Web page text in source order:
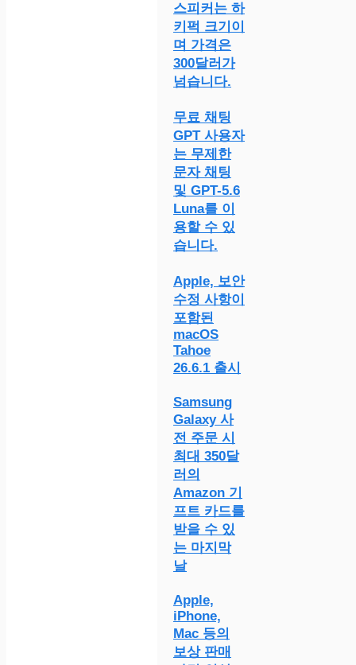
스피커는 하
키퍽 크기이
며 가격은
300달러가
넘습니다.
무료 채팅
GPT 사용자
는 무제한
문자 채팅
및 GPT-5.6
Luna를 이
용할 수 있
습니다.
Apple, 보안
수정 사항이
포함된
macOS
Tahoe
26.6.1 출시
Samsung
Galaxy 사
전 주문 시
최대 350달
러의
Amazon 기
프트 카드를
받을 수 있
는 마지막
날
Apple,
iPhone,
Mac 등의
보상 판매